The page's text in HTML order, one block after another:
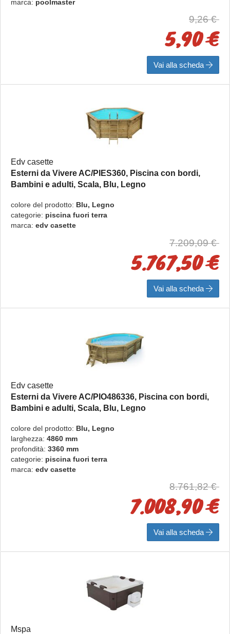
marca: poolmaster
9,26 €
5,90 €
Vai alla scheda
Edv casette
Esterni da Vivere AC/PIES360, Piscina con bordi,
Bambini e adulti, Scala, Blu, Legno
colore del prodotto: Blu, Legno
categorie: piscina fuori terra
marca: edv casette
7.209,09 €
5.767,50 €
Vai alla scheda
Edv casette
Esterni da Vivere AC/PIO486336, Piscina con bordi,
Bambini e adulti, Scala, Blu, Legno
colore del prodotto: Blu, Legno
larghezza: 4860 mm
profondità: 3360 mm
categorie: piscina fuori terra
marca: edv casette
8.761,82 €
7.008,90 €
Vai alla scheda
Mspa